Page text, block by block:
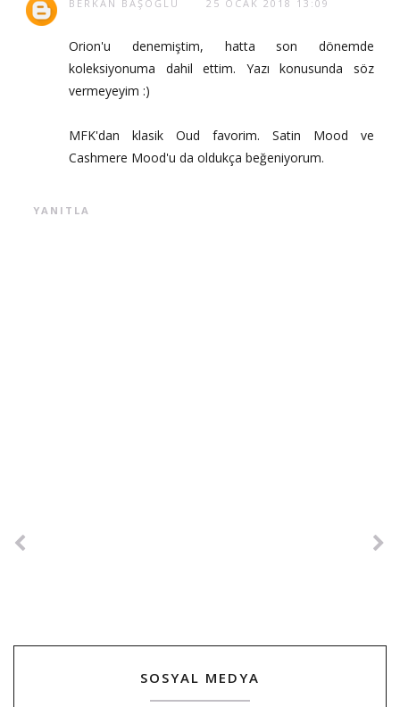
BERKAN BAŞOĞLU 25 OCAK 2018 13:09
Orion'u denemiştim, hatta son dönemde
koleksiyonuma dahil ettim. Yazı konusunda söz
vermeyeyim :)
MFK'dan klasik Oud favorim. Satin Mood ve
Cashmere Mood'u da oldukça beğeniyorum.
YANITLA
SOSYAL MEDYA